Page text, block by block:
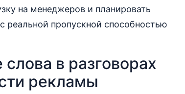
на менеджеров и планировать
реальной пропускной способностью
в разговорах
рекламы